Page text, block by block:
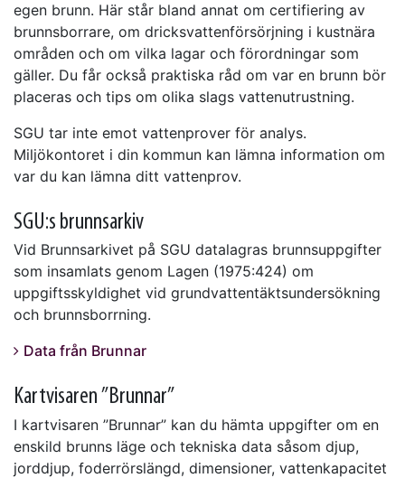
egen brunn. Här står bland annat om certifiering av
brunnsborrare, om dricksvattenförsörjning i kustnära
områden och om vilka lagar och förordningar som
gäller. Du får också praktiska råd om var en brunn bör
placeras och tips om olika slags vattenutrustning.
SGU tar inte emot vattenprover för analys.
Miljökontoret i din kommun kan lämna information om
var du kan lämna ditt vattenprov.
SGU:s brunnsarkiv
Vid Brunnsarkivet på SGU datalagras brunnsuppgifter
som insamlats genom Lagen (1975:424) om
uppgiftsskyldighet vid grundvattentäktsundersökning
och brunnsborrning.
Data från Brunnar
Kartvisaren ”Brunnar”
I kartvisaren ”Brunnar” kan du hämta uppgifter om en
enskild brunns läge och tekniska data såsom djup,
jorddjup, foderrörslängd, dimensioner, vattenkapacitet